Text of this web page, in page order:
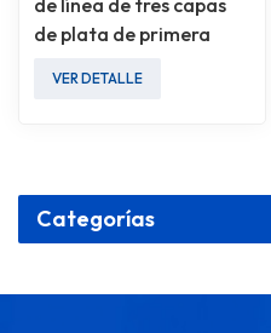
de plata de primera
VER DETALLE
Categorías